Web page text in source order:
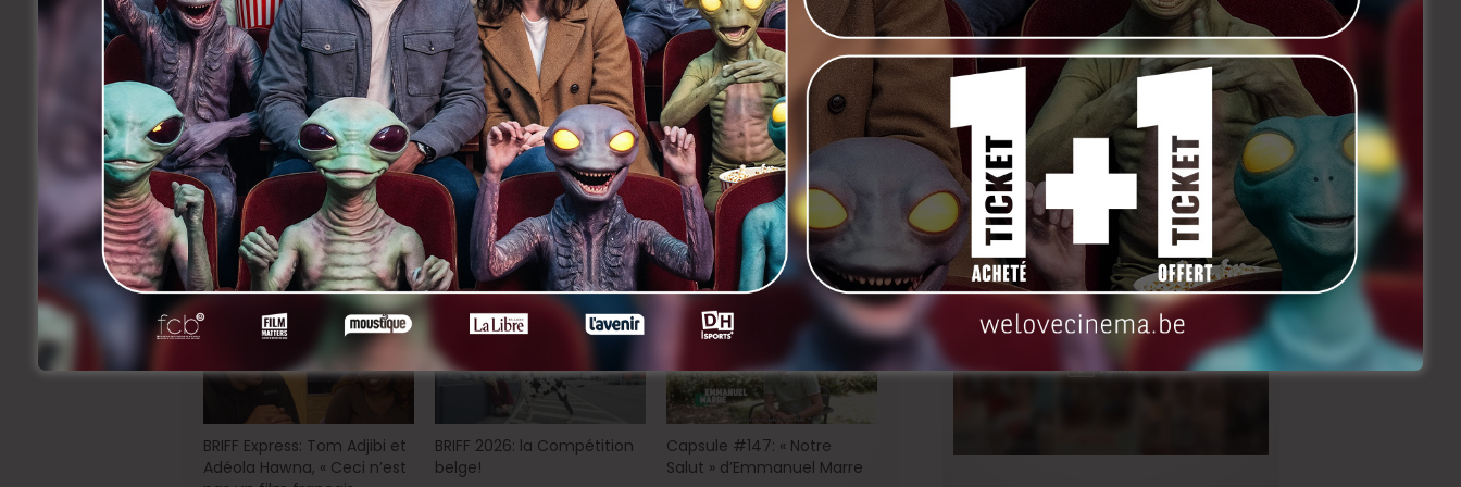
Avec Victor Ezenfis,Natacha Régnier, Fabrizio Rongione…
Sortie le 20 juillet
Share Facebook Twitter LinkedIn
Précedent
Les Survivants – Luc Jabon – Le
pitch
Justine Louis – Nous Quatre –
Son personnage
Related Articles
BRIFF Express: Tom Adjibi et
Adéola Hawna, « Ceci n’est
BRIFF 2026: la Compétition
belge!
Capsule #147: « Notre
Salut » d’Emmanuel Marre